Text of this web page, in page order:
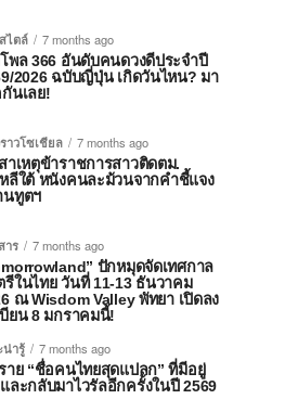
ไตล์
7 months ago
โพล 366 อันดับคนดวงดีประจำปี
2026 ฉบับญี่ปุ่น เกิดวันไหน? มา
นเลย!
ราวโซเชียล
7 months ago
าเหตุข้าราชการสาวติดตม.
หลีใต้ หนังคนละม้วนจากคำชี้แจง
นทูตฯ
าร
7 months ago
ปักหมุดจัดเทศกาล
รีในไทย วันที่ 11-13 ธันวาคม
ณ Wisdom Valley พัทยา เปิดลง
ยน 8 มกราคมนี้!
น่ารู้
7 months ago
ราย “ชื่อคนไทยสุดแปลก” ที่มีอยู่
ละกลับมาไวรัลอีกครั้งในปี 2569